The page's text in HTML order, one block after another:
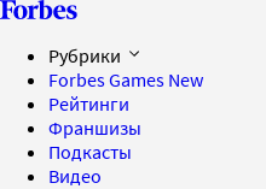
Рубрики
Forbes Games New
Рейтинги
Франшизы
Подкасты
Видео